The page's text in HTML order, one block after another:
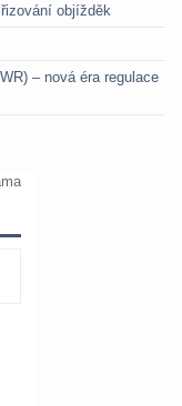
objížděk
– nová éra regulace